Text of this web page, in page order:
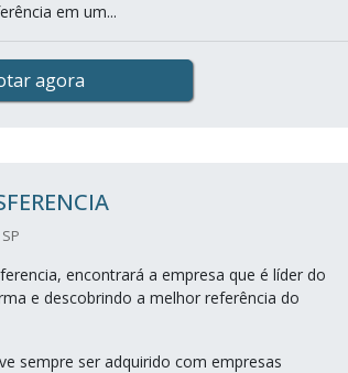
em um...
agora
encontrará a empresa que é líder do
e descobrindo a melhor referência do
sempre ser adquirido com empresas